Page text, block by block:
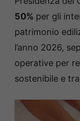
50% per gli
patrimonio
l’anno 2026,
operative per
sostenibile e